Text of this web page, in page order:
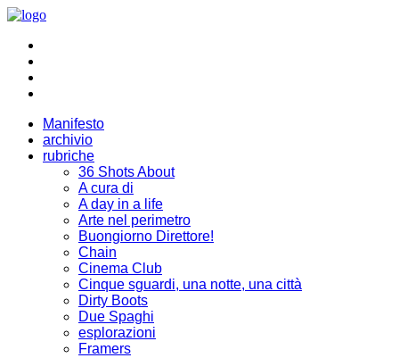
Manifesto
archivio
rubriche
36 Shots About
A cura di
A day in a life
Arte nel perimetro
Buongiorno Direttore!
Chain
Cinema Club
Cinque sguardi, una notte, una città
Dirty Boots
Due Spaghi
esplorazioni
Framers